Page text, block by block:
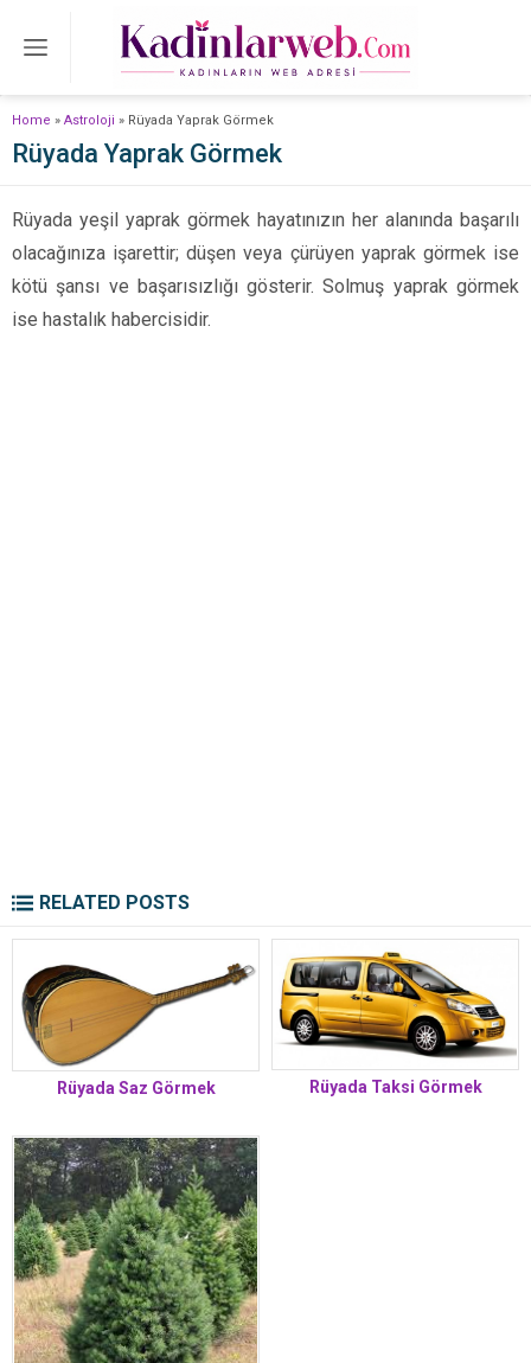
Home » Astroloji » Rüyada Yaprak Görmek
Rüyada Yaprak Görmek
Rüyada yeşil yaprak görmek hayatınızın her alanında başarılı
olacağınıza işarettir; düşen veya çürüyen yaprak görmek ise
kötü şansı ve başarısızlığı gösterir. Solmuş yaprak görmek
ise hastalık habercisidir.
RELATED POSTS
Rüyada Saz Görmek Rüyada Taksi Görmek